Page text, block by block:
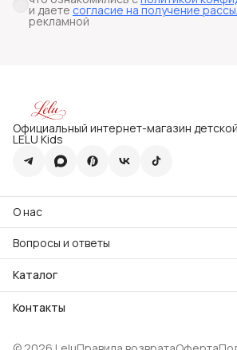
и даете согласие на получение
рекламной
Официальный интернет-магазин
LELU Kids
О нас
Вопросы и ответы
Каталог
Все товары
Премиум
Повседневная одежда
Контакты